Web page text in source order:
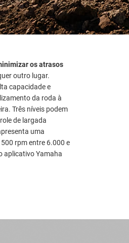
os atrasos
outro lugar.
capacidade e
da roda à
Três níveis podem
de largada
uma
rpm entre 6.000 e
aplicativo Yamaha